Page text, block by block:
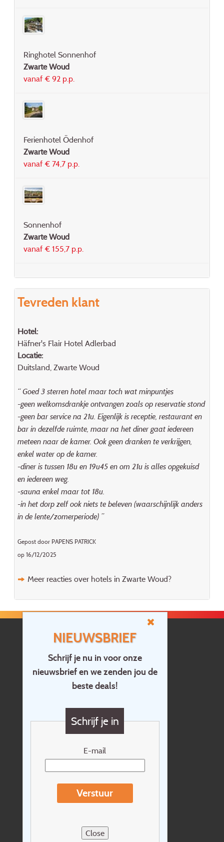
NIEUWSBRIEF
Schrijf je nu in voor onze
nieuwsbrief en we zenden jou de
beste deals!
Schrijf je in
E-mail
Verstuur
Close
Ringhotel Sonnenhof
Zwarte Woud
vanaf € 92 p.p.
Ferienhotel Ödenhof
Zwarte Woud
vanaf € 74,7 p.p.
Sonnenhof
Zwarte Woud
vanaf € 155,7 p.p.
Tevreden klant
Hotel:
Häfner's Flair Hotel Adlerbad
Locatie:
Duitsland, Zwarte Woud
“ Goed 3 sterren hotel maar toch wat minpuntjes
-geen welkomsdrankje ontvangen zoals op reservatie stond
-geen bar service na 21u. Eigenlijk is receptie, restaurant en
bar in dezelfde ruimte, maar na het diner gaat iedereen
meteen naar de kamer. Ook geen dranken te verkrijgen,
enkel water op de kamer.
-diner is tussen 18u en 19u45 en om 21u is alles opgekuisd
en iedereen weg.
-sauna enkel maar tot 18u.
-in het dorp zelf ook niets te beleven (waarschijnlijk anders
in de lente/zomerperiode) ”
Gepost door PAPENS PATRICK
op 16/12/2025
Meer reacties over hotels in Zwarte Woud?
Home
Contact
Vragen?
Cadeaubon
Nieuwsbrief
Reisvoorwaarden
Sitemap